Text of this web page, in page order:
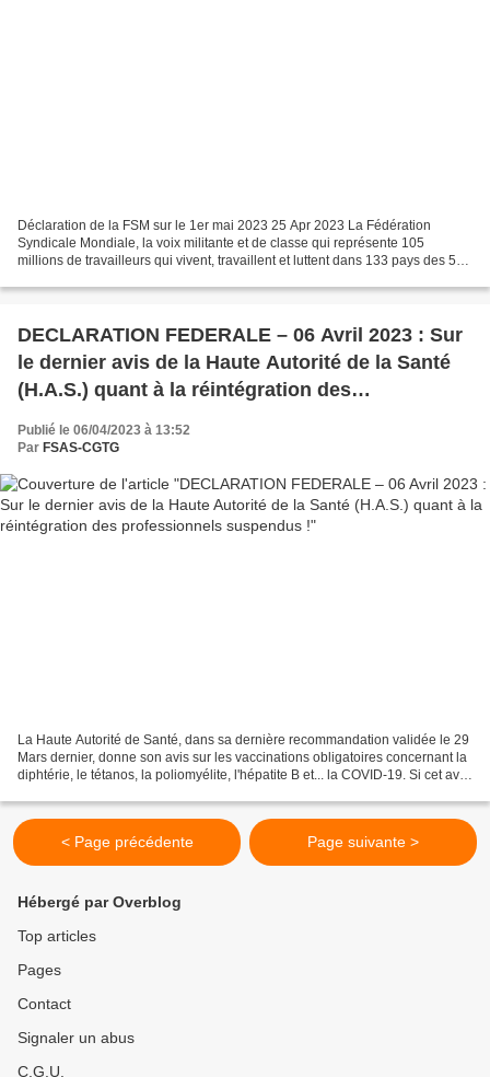
Déclaration de la FSM sur le 1er mai 2023 25 Apr 2023 La Fédération
Syndicale Mondiale, la voix militante et de classe qui représente 105
millions de travailleurs qui vivent, travaillent et luttent dans 133 pays des 5
DECLARATION FEDERALE – 06 Avril 2023 : Sur
le dernier avis de la Haute Autorité de la Santé
(H.A.S.) quant à la réintégration des
Publié le 06/04/2023 à 13:52
Par FSAS-CGTG
La Haute Autorité de Santé, dans sa dernière recommandation validée le 29
Mars dernier, donne son avis sur les vaccinations obligatoires concernant la
diphtérie, le tétanos, la poliomyélite, l'hépatite B et... la COVID-19. Si cet avis
< Page précédente Page suivante >
Hébergé par Overblog
Top articles
Pages
Contact
Signaler un abus
C.G.U.